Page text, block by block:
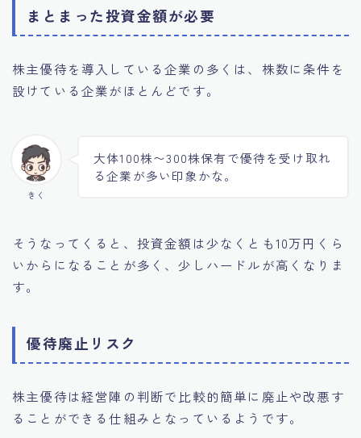
まとまった投資金額が必要
株主優待を導入している企業の多くは、株数に条件を
設けている企業がほとんどです。
きく
大体100株〜300株保有で優待を受け取れ
る企業が多い印象かな。
そうなってくると、投資金額は少なくとも10万円くら
いからになることが多く、少しハードルが高くなりま
す。
優待廃止リスク
株主優待は経営陣の判断で比較的簡単に廃止や改悪す
ることができる仕組みとなっているようです。